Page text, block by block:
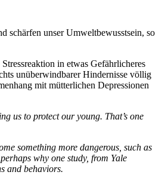
schärfen unser Umweltbewusstsein, so
in etwas Gefährlicheres
unüberwindbarer Hindernisse völlig
mit mütterlichen Depressionen
us to protect our young. That’s one
something more dangerous, such as
why one study, from Yale
and behaviors.